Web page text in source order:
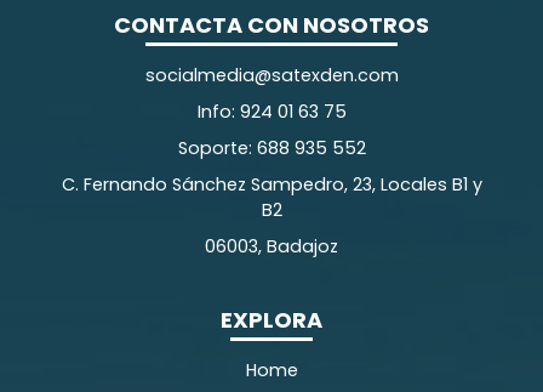
EXPLORA
Home
CONTACTA CON NOSOTROS
socialmedia@satexden.com
Info: 924 01 63 75
Soporte: 688 935 552
C. Fernando Sánchez Sampedro, 23, Locales B1 y
B2
06003, Badajoz